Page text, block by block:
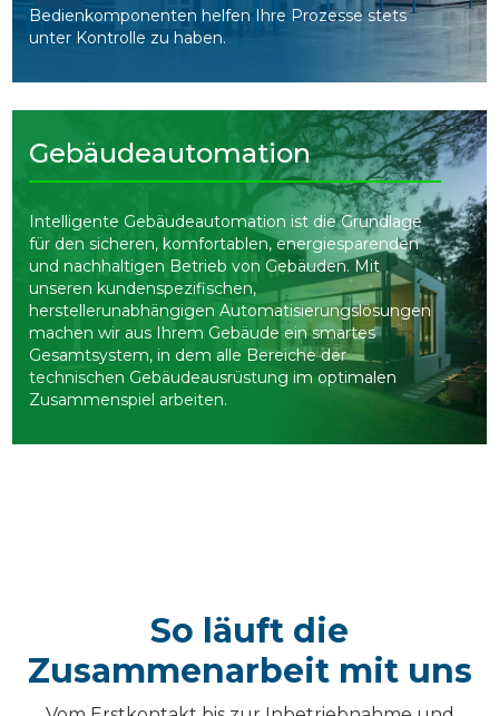
Bedienkomponenten helfen Ihre Prozesse stets
unter Kontrolle zu haben.
Gebäudeautomation
Intelligente Gebäudeautomation ist die Grundlage
für den sicheren, komfortablen, energiesparenden
und nachhaltigen Betrieb von Gebäuden. Mit
unseren kundenspezifischen,
herstellerunabhängigen Automatisierungslösungen
machen wir aus Ihrem Gebäude ein smartes
Gesamtsystem, in dem alle Bereiche der
technischen Gebäudeausrüstung im optimalen
Zusammenspiel arbeiten.
So läuft die
Zusammenarbeit mit uns